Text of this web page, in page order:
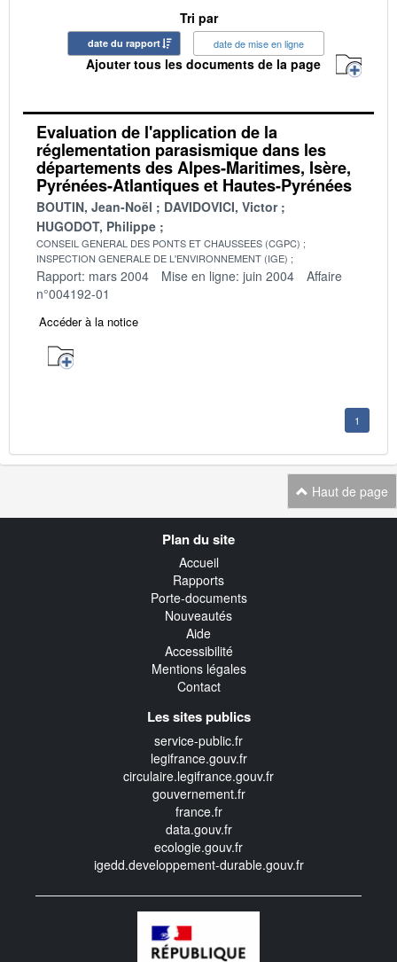
Tri par
date du rapport date de mise en ligne
Ajouter tous les documents de la page
Evaluation de l'application de la
réglementation parasismique dans les
départements des Alpes-Maritimes, Isère,
Pyrénées-Atlantiques et Hautes-Pyrénées
BOUTIN, Jean-Noël
DAVIDOVICI, Victor
HUGODOT, Philippe
CONSEIL GENERAL DES PONTS ET CHAUSSEES (CGPC)
INSPECTION GENERALE DE L'ENVIRONNEMENT (IGE)
Rapport: mars 2004 Mise en ligne: juin 2004
Affaire
n°004192-01
Accéder à la notice
1
Haut de page
Plan du site
Accueil
Rapports
Porte-documents
Nouveautés
Aide
Accessibilité
Mentions légales
Contact
Les sites publics
service-public.fr
legifrance.gouv.fr
circulaire.legifrance.gouv.fr
gouvernement.fr
france.fr
data.gouv.fr
ecologie.gouv.fr
igedd.developpement-durable.gouv.fr